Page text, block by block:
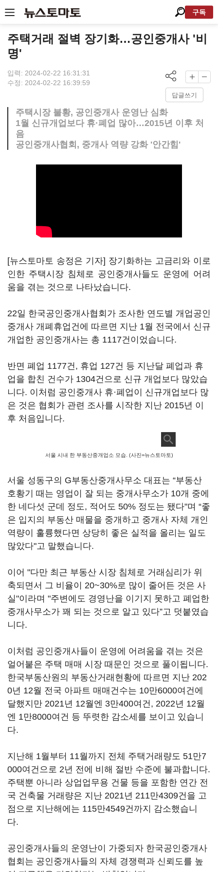
구독
주택거래 절벽 장기화…공인중개사 '비
명'
입력: 2024-02-22 16:31:31
수정: 2024-02-22 16:39:59
답글쓰기
주택시장 불황, 공인중개사 운영난 심화
1월 신규개업보다 휴·폐업 많아…2015년 이후 처
음
공인중개사협회, 중개사 역량 강화 '안간힘'
[뉴스토마토 송정은 기자] 장기화하는 고금리와 이로
인한 주택시장 침체로 공인중개사들도 운영에 어려
움을 겪는 것으로 나타났습니다.
22일 한국공인중개사협회가 조사한 연도별 개업공인
중개사 개폐휴업건에 따르면 지난 1월 전국에서 신규
개업한 공인중개사는 총 1117건이었습니다.
반면 폐업 1177건, 휴업 127건 등 지난달 폐업과 휴
업을 합친 건수가 1304건으로 신규 개업보다 많았습
니다. 이처럼 공인중개사 휴·폐업이 신규개업보다 많
은 것은 협회가 관련 조사를 시작한 지난 2015년 이
후 처음입니다.
서울 시내 한 부동산중개업소 모습. (사진=뉴스토마토)
서울 성동구의 G부동산중개사무소 대표는 “부동산
호황기 때는 영업이 잘 되는 중개사무소가 10개 중에
한 네다섯 군데 정도, 적어도 50% 정도는 됐다"며 “좋
은 입지의 부동산 매물을 중개하고 중개사 자체 개인
역량이 훌륭했다면 상당히 좋은 실적을 올리는 일도
많았다"고 말했습니다.
이어 "다만 최근 부동산 시장 침체로 거래심리가 위
축되면서 그 비율이 20~30%로 많이 줄어든 것은 사
실"이라며 "주변에도 경영난을 이기지 못하고 폐업한
중개사무소가 꽤 되는 것으로 알고 있다”고 덧붙였습
니다.
이처럼 공인중개사들이 운영에 어려움을 겪는 것은
얼어붙은 주택 매매 시장 때문인 것으로 풀이됩니다.
한국부동산원의 부동산거래현황에 따르면 지난 202
0년 12월 전국 아파트 매매건수는 10만6000여건에
달했지만 2021년 12월엔 3만400여건, 2022년 12월
엔 1만8000여건 등 뚜렷한 감소세를 보이고 있습니
다.
지난해 1월부터 11월까지 전체 주택거래량도 51만7
000여건으로 2년 전에 비해 절반 수준에 불과합니다.
주택뿐 아니라 상업업무용 건물 등을 포함한 연간 전
국 건축물 거래량은 지난 2021년 211만4309건을 고
점으로 지난해에는 115만4549건까지 감소했습니
다.
공인중개사들의 운영난이 가중되자 한국공인중개사
협회는 공인중개사들의 자체 경쟁력과 신뢰도를 높